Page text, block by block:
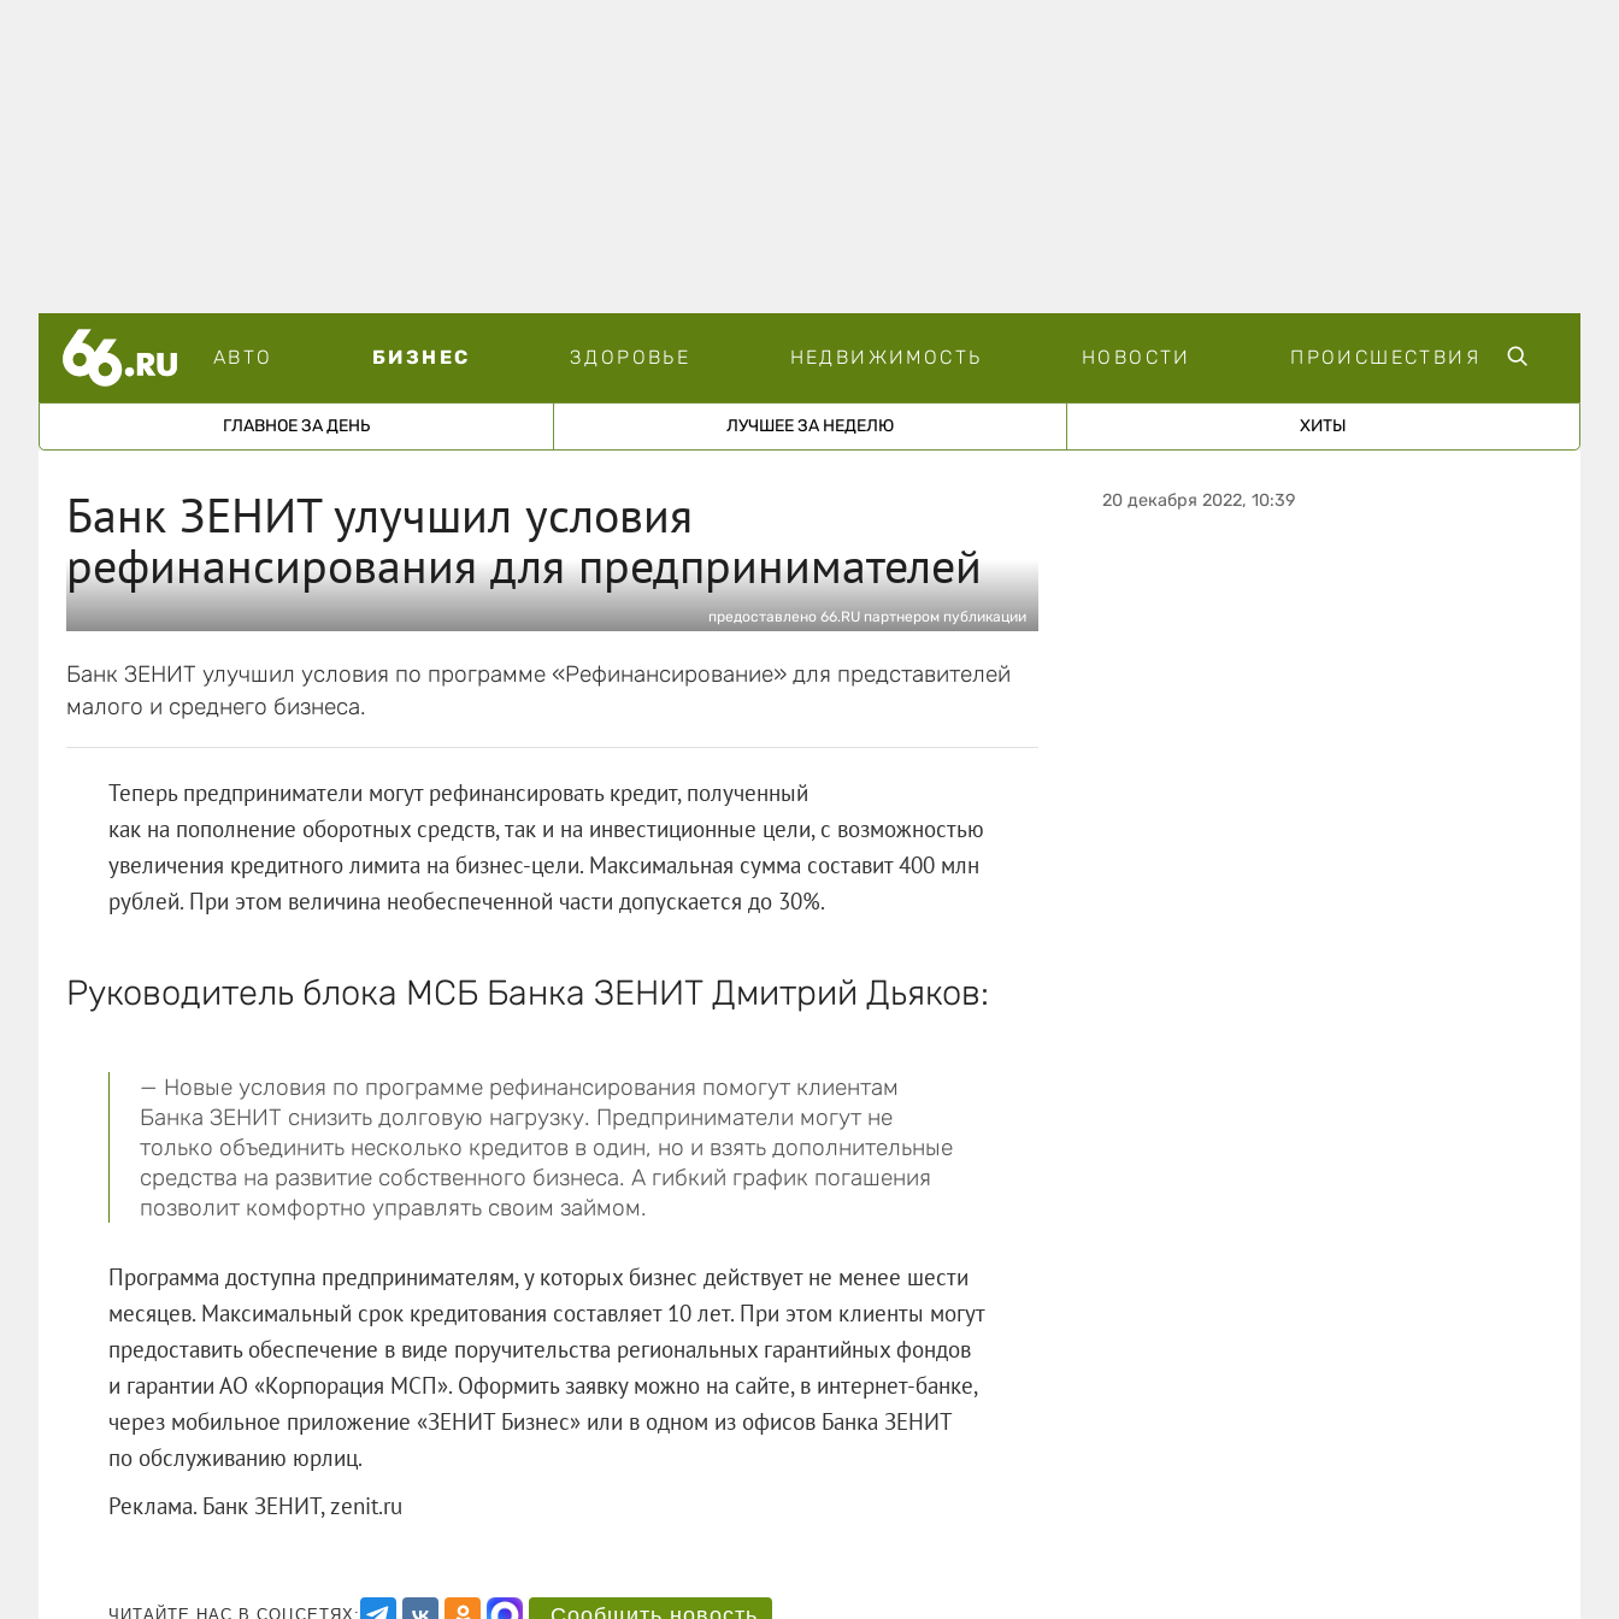
АВТО БИЗНЕС ЗДОРОВЬЕ НЕДВИЖИМОСТЬ НОВОСТИ ПРОИСШЕСТВИЯ
ГЛАВНОЕ ЗА ДЕНЬ ЛУЧШЕЕ ЗА НЕДЕЛЮ ХИТЫ
Банк ЗЕНИТ улучшил условия
рефинансирования для предпринимателей
предоставлено 66.RU партнером публикации
Банк ЗЕНИТ улучшил условия по программе «Рефинансирование» для представителей
малого и среднего бизнеса.
Теперь предприниматели могут рефинансировать кредит, полученный
как на пополнение оборотных средств, так и на инвестиционные цели, с возможностью
увеличения кредитного лимита на бизнес-цели. Максимальная сумма составит 400 млн
рублей. При этом величина необеспеченной части допускается до 30%.
Руководитель блока МСБ Банка ЗЕНИТ Дмитрий Дьяков:
— Новые условия по программе рефинансирования помогут клиентам
Банка ЗЕНИТ снизить долговую нагрузку. Предприниматели могут не
только объединить несколько кредитов в один, но и взять дополнительные
средства на развитие собственного бизнеса. А гибкий график погашения
позволит комфортно управлять своим займом.
Программа доступна предпринимателям, у которых бизнес действует не менее шести
месяцев. Максимальный срок кредитования составляет 10 лет. При этом клиенты могут
предоставить обеспечение в виде поручительства региональных гарантийных фондов
и гарантии АО «Корпорация МСП». Оформить заявку можно на сайте, в интернет-банке,
через мобильное приложение «ЗЕНИТ Бизнес» или в одном из офисов Банка ЗЕНИТ
по обслуживанию юрлиц.
Реклама. Банк ЗЕНИТ, zenit.ru
ЧИТАЙТЕ НАС В СОЦСЕТЯХ:
20 декабря 2022, 10:39